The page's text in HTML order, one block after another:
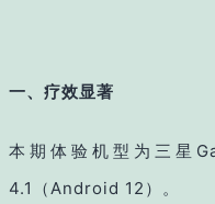
一、疗效显著
本期体验机型为三星
4.1（Android 12）。